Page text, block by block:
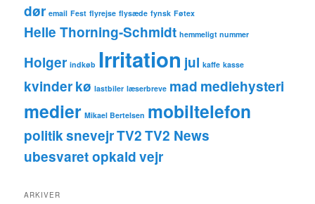
dør email Fest flyrejse flysæde fynsk Føtex
Helle Thorning-Schmidt hemmeligt nummer
Holger indkøb Irritation jul kaffe kasse
kvinderkø lastbiler læserbreve mad mediehysteri
medier Mikael Bertelsen mobiltelefon
politiksnevejrTV2TV2 News
ubesvaret opkaldvejr
ARKIVER